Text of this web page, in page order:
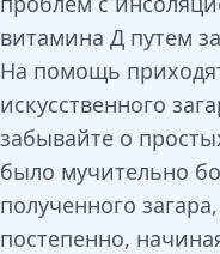
витамина Д путем
На помощь
искусственного
забывайте о
было мучительно
полученного
постепенно,